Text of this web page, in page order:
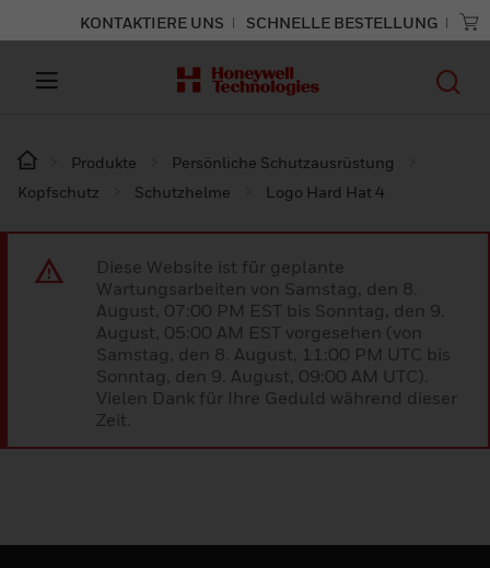
KONTAKTIERE UNS SCHNELLE BESTELLUNG
Produkte
Persönliche Schutzausrüstung
Kopfschutz
Schutzhelme Logo Hard Hat 4
Diese Website ist für geplante
Wartungsarbeiten von Samstag, den 8.
August, 07:00 PM EST bis Sonntag, den 9.
August, 05:00 AM EST vorgesehen (von
Samstag, den 8. August, 11:00 PM UTC bis
Sonntag, den 9. August, 09:00 AM UTC).
Vielen Dank für Ihre Geduld während dieser
Zeit.